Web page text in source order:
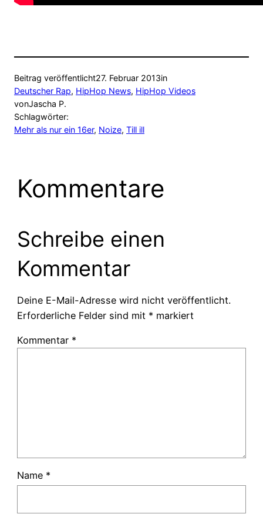
Beitrag veröffentlicht27. Februar 2013in
Deutscher Rap, HipHop News, HipHop Videos
vonJascha P.
Schlagwörter:
Mehr als nur ein 16er, Noize, Till ill
Kommentare
Schreibe einen
Kommentar
Deine E-Mail-Adresse wird nicht veröffentlicht.
Erforderliche Felder sind mit * markiert
Kommentar *
Name *